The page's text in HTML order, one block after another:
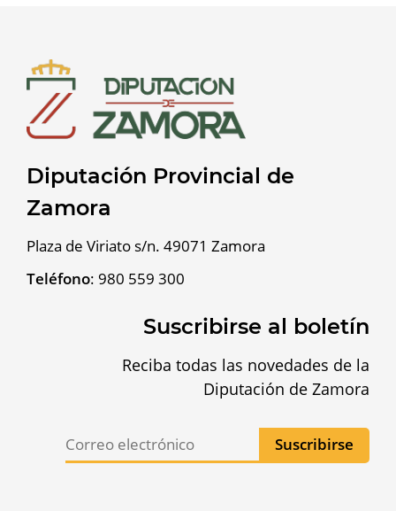
Diputación Provincial de
Zamora
Plaza de Viriato s/n. 49071 Zamora
Teléfono: 980 559 300
Suscribirse al boletín
Reciba todas las novedades de la
Diputación de Zamora